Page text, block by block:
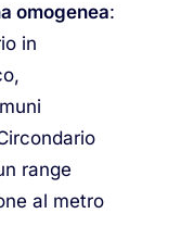
omogenea:
in
range
al metro